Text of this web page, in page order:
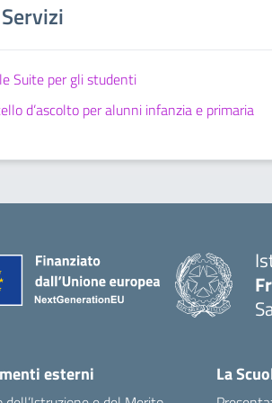
Servizi
Suite per gli studenti
d’ascolto per alunni infanzia e primaria
esterni La